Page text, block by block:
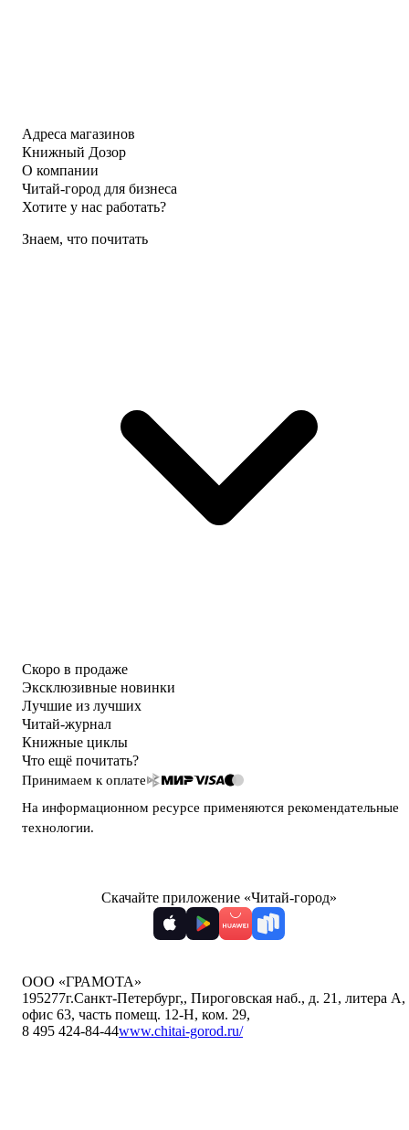
Адреса магазинов
Книжный Дозор
О компании
Читай-город для бизнеса
Хотите у нас работать?
Знаем, что почитать
Скоро в продаже
Эксклюзивные новинки
Лучшие из лучших
Читай-журнал
Книжные циклы
Что ещё почитать?
Принимаем к оплате
На информационном ресурсе применяются рекомендательные
технологии.
Скачайте приложение «Читай-город»
ООО «ГРАМОТА»
195277г.Санкт-Петербург,, Пироговская наб., д. 21, литера А,
офис 63, часть помещ. 12-Н, ком. 29,
8 495 424-84-44www.chitai-gorod.ru/